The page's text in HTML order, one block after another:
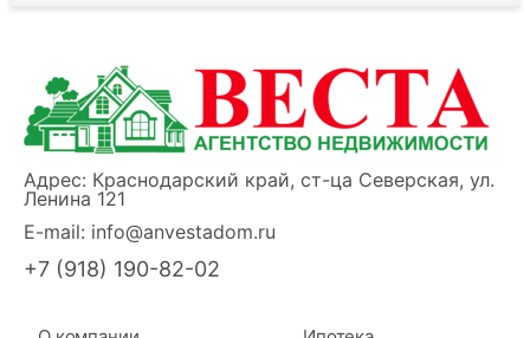
Адрес: Краснодарский край, ст-ца Северская, ул.
Ленина 121
E-mail: info@anvestadom.ru
+7 (918) 190-82-02